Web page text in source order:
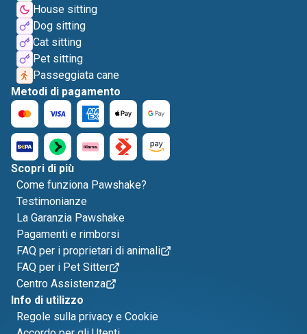
House sitting
Dog sitting
Cat sitting
Pet sitting
Passeggiata cane
Metodi di pagamento
Scopri di più
Come funziona Pawshake?
Testimonianze
La Garanzia Pawshake
Pagamenti e rimborsi
FAQ per i proprietari di animali
FAQ per i Pet Sitter
Centro Assistenza
Info di utilizzo
Regole sulla privacy e Cookie